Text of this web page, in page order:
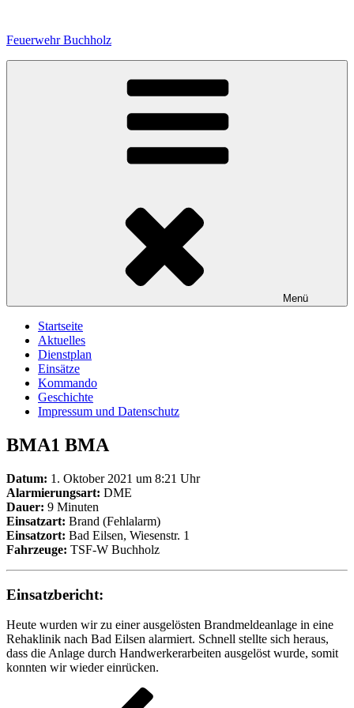
springen
Feuerwehr Buchholz
Menü
Startseite
Aktuelles
Dienstplan
Einsätze
Kommando
Geschichte
Impressum und Datenschutz
BMA1 BMA
Datum: 1. Oktober 2021 um 8:21 Uhr
Alarmierungsart: DME
Dauer: 9 Minuten
Einsatzart: Brand (Fehlalarm)
Einsatzort: Bad Eilsen, Wiesenstr. 1
Fahrzeuge: TSF-W Buchholz
Einsatzbericht:
Heute wurden wir zu einer ausgelösten Brandmeldeanlage in eine
Rehaklinik nach Bad Eilsen alarmiert. Schnell stellte sich heraus,
dass die Anlage durch Handwerkerarbeiten ausgelöst wurde, somit
konnten wir wieder einrücken.
Beitragsnavigation